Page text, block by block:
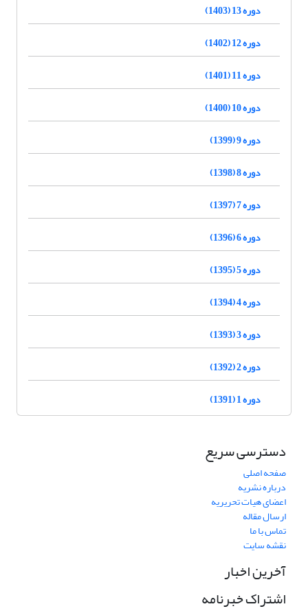
دوره 13 (1403)
دوره 12 (1402)
دوره 11 (1401)
دوره 10 (1400)
دوره 9 (1399)
دوره 8 (1398)
دوره 7 (1397)
دوره 6 (1396)
دوره 5 (1395)
دوره 4 (1394)
دوره 3 (1393)
دوره 2 (1392)
دوره 1 (1391)
دسترسی سریع
صفحه اصلی
درباره نشریه
اعضای هیات تحریریه
ارسال مقاله
تماس با ما
نقشه سایت
آخرین اخبار
اشتراک خبرنامه